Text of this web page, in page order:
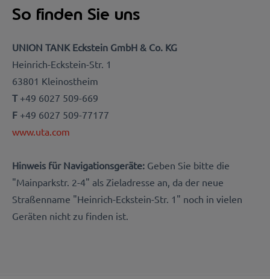
So finden Sie uns
UNION TANK Eckstein GmbH & Co. KG
Heinrich-Eckstein-Str. 1
63801 Kleinostheim
T+49 6027 509-669
F +49 6027 509-77177
www.uta.com
Hinweis für Navigationsgeräte: Geben Sie bitte die
"Mainparkstr. 2-4" als Zieladresse an, da der neue
Straßenname "Heinrich-Eckstein-Str. 1" noch in vielen
Geräten nicht zu finden ist.